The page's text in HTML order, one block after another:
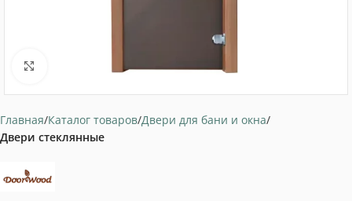
Нажмите, чтобы увеличить
Главная Каталог товаров Двери для бани и окна
Двери стеклянные